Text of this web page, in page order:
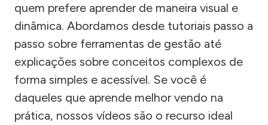
quem prefere aprender de maneira visual e
dinâmica. Abordamos desde tutoriais passo a
passo sobre ferramentas de gestão até
explicações sobre conceitos complexos de
forma simples e acessível. Se você é
daqueles que aprende melhor vendo na
prática, nossos vídeos são o recurso ideal